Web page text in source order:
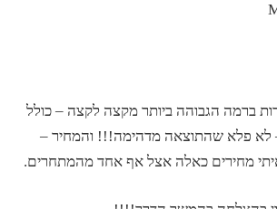
ברמה הגבוהה ביותר מקצה לקצה – כולל
– לא פלא שהתוצאה מדהימה!!! והמחיר –
מחירים כאלה אצל אף אחד מהמתחרים.